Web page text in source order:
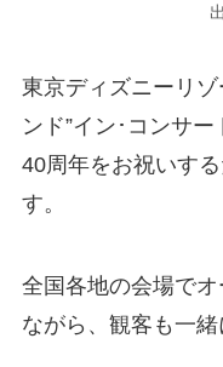
東京ディズニーリ
ンド”イン･コンサ
40周年をお祝いす
す。
全国各地の会場で
ながら、観客も一緒